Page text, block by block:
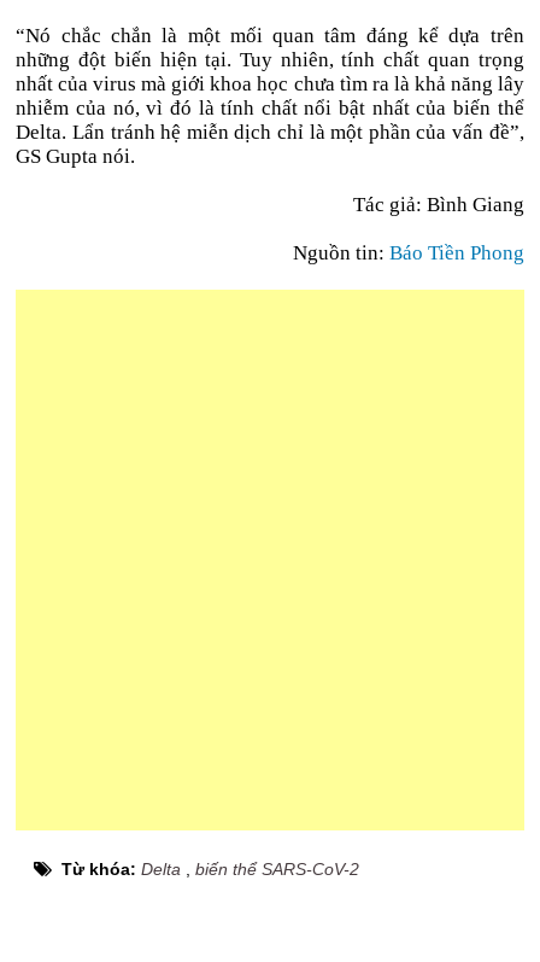
“Nó chắc chắn là một mối quan tâm đáng kể dựa trên
những đột biến hiện tại. Tuy nhiên, tính chất quan trọng
nhất của virus mà giới khoa học chưa tìm ra là khả năng lây
nhiễm của nó, vì đó là tính chất nổi bật nhất của biến thể
Delta. Lẩn tránh hệ miễn dịch chỉ là một phần của vấn đề”,
GS Gupta nói.
Tác giả: Bình Giang
Nguồn tin: Báo Tiền Phong
Từ khóa:Delta ,biến thể SARS-CoV-2